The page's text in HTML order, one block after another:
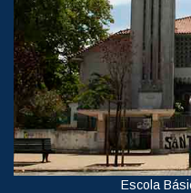
Escola